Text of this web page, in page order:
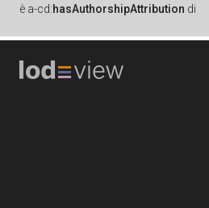
è a-cd:hasAuthorshipAttribution di